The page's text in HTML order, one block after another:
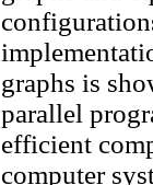
graphs is
parallel
efficient
computer